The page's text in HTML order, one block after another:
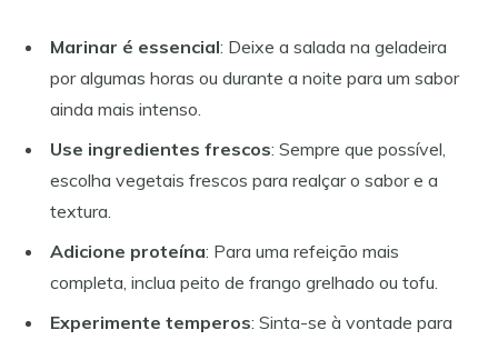
Marinar é essencial: Deixe a salada na geladeira
por algumas horas ou durante a noite para um sabor
ainda mais intenso.
Use ingredientes frescos: Sempre que possível,
escolha vegetais frescos para realçar o sabor e a
textura.
Adicione proteína: Para uma refeição mais
completa, inclua peito de frango grelhado ou tofu.
Experimente temperos: Sinta-se à vontade para